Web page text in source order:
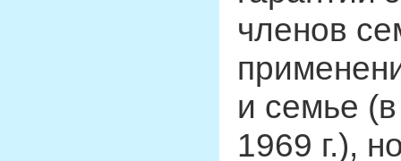
членов
и семье
1969 г.),